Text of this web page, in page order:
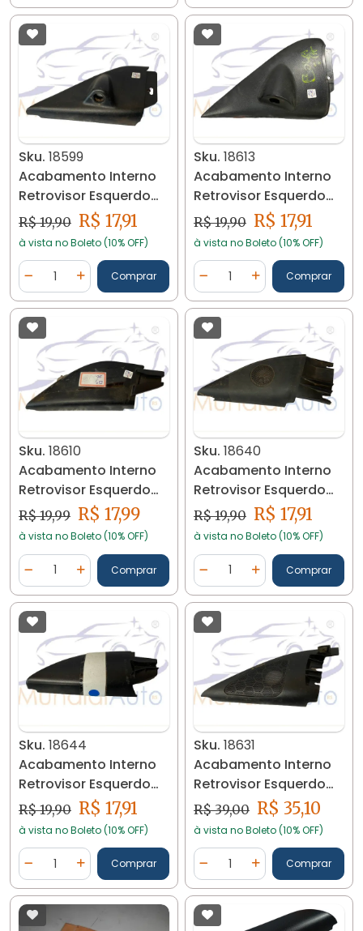
Sku. 18599
Acabamento Interno
Retrovisor Esquerdo
Gol G2/g3/g4 18599
R$ 19,90 R$ 17,91
à vista no Boleto (10% OFF)
Diminuir Quantidade
Quantidade
Adicionar Quantidade
Comprar
Sku. 18613
Acabamento Interno
Retrovisor Esquerdo
Gol G2/g3/g4 18613
R$ 19,90 R$ 17,91
à vista no Boleto (10% OFF)
Diminuir Quantidade
Quantidade
AdicionarComprar
Sku. 18610
Acabamento Interno
Retrovisor Esquerdo
Gol/sav G5/g6 18610
R$ 19,99 R$ 17,99
à vista no Boleto (10% OFF)
Diminuir Quantidade
Quantidade
Adicionar Quantidade
Comprar
Sku. 18640
Acabamento Interno
Retrovisor Esquerdo
Passat 1999/05 18640
R$ 19,90 R$ 17,91
à vista no Boleto (10% OFF)
Diminuir Quantidade
Quantidade
AdicionarComprar
Sku. 18644
Acabamento Interno
Retrovisor Esquerdo
Polo 2002/13 18644
R$ 19,90 R$ 17,91
à vista no Boleto (10% OFF)
Diminuir Quantidade
Quantidade
Adicionar Quantidade
Comprar
Sku. 18631
Acabamento Interno
Retrovisor Esquerdo
Vw Bora 18631
R$ 39,00 R$ 35,10
à vista no Boleto (10% OFF)
Diminuir Quantidade
Quantidade
AdicionarComprar